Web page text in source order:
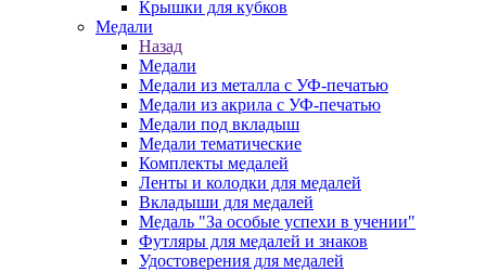
Крышки для кубков
Медали
Назад
Медали
Медали из металла с УФ-печатью
Медали из акрила с УФ-печатью
Медали под вкладыш
Медали тематические
Комплекты медалей
Ленты и колодки для медалей
Вкладыши для медалей
Медаль "За особые успехи в учении"
Футляры для медалей и знаков
Удостоверения для медалей